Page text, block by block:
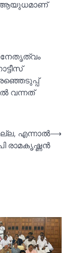
ആയുധമാണ്
നേതൃത്വം
വന്നത്
എന്നാല്‍
രാമകൃഷ്ണൻ
⟶